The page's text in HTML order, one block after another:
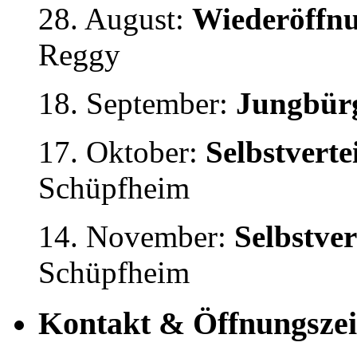
28. August:
Reggy
18. September:
17. Oktober:
Schüpfheim
14. November:
Schüpfheim
Kontakt &